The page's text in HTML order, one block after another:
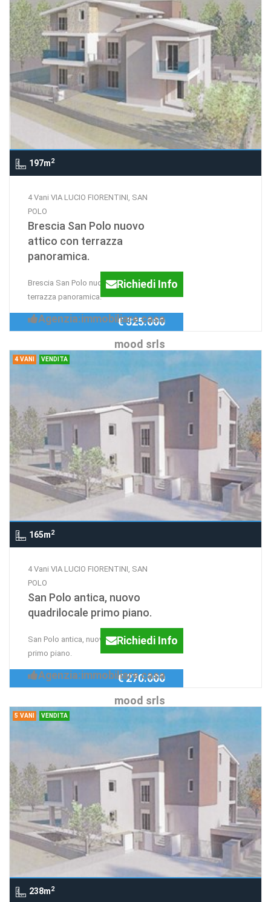
197m2
4 Vani VIA LUCIO FIORENTINI, SAN
POLO
Brescia San Polo nuovo
attico con terrazza
panoramica.
Brescia San Polo nuovo attico con
terrazza panoramica.
Richiedi Info
Agenzia:immobiliare casa
mood srls
€ 325.000
4 VANI VENDITA
165m2
4 Vani VIA LUCIO FIORENTINI, SAN
POLO
San Polo antica, nuovo
quadrilocale primo piano.
San Polo antica, nuovo quadrilocale
primo piano.
Richiedi Info
Agenzia:immobiliare casa
mood srls
€ 270.000
5 VANI VENDITA
238m2